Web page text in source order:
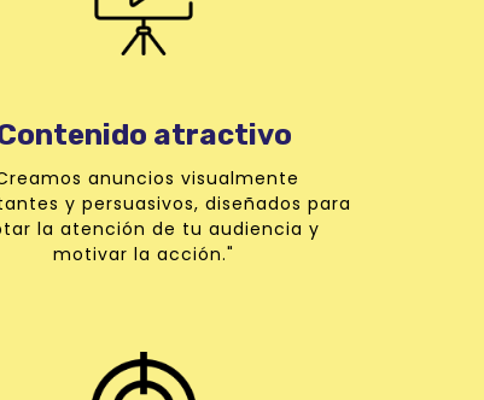
atractivo
anuncios visualmente
y persuasivos, diseñados para
la atención de tu audiencia y
motivar la acción."